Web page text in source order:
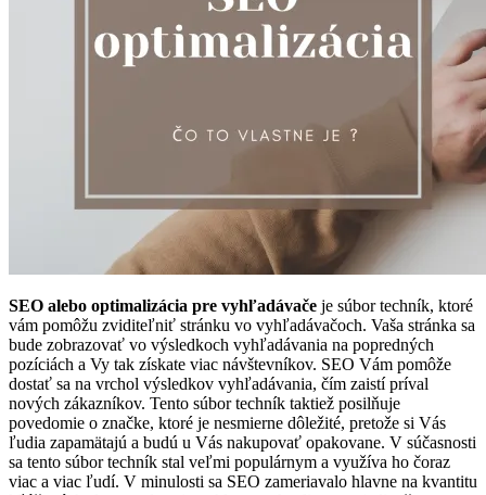
SEO alebo optimalizácia pre vyhľadávače je súbor techník, ktoré
vám pomôžu zviditeľniť stránku vo vyhľadávačoch. Vaša stránka sa
bude zobrazovať vo výsledkoch vyhľadávania na popredných
pozíciách a Vy tak získate viac návštevníkov. SEO Vám pomôže
dostať sa na vrchol výsledkov vyhľadávania, čím zaistí príval
nových zákazníkov. Tento súbor techník taktiež posilňuje
povedomie o značke, ktoré je nesmierne dôležité, pretože si Vás
ľudia zapamätajú a budú u Vás nakupovať opakovane. V súčasnosti
sa tento súbor techník stal veľmi populárnym a využíva ho čoraz
viac a viac ľudí. V minulosti sa SEO zameriavalo hlavne na kvantitu